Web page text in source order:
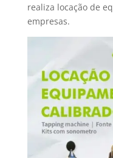
realiza locação de
empresas.